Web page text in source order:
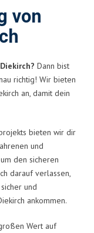
von
Dann bist
richtig! Wir bieten
an, damit dein
bieten wir dir
und
den sicheren
darauf verlassen,
und
ankommen.
Wert auf